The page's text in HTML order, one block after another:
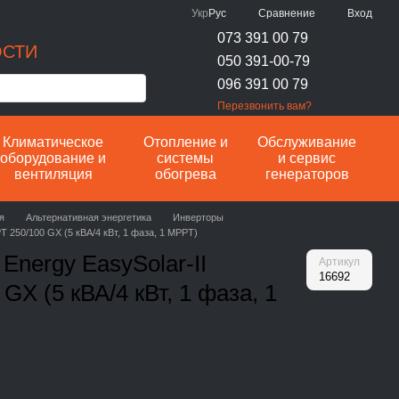
Укр Рус Сравнение Вход
073 391 00 79
050 391-00-79
096 391 00 79
Перезвонить вам?
Климатическое
оборудование и
вентиляция
Отопление и
системы
обогрева
Обслуживание
и сервис
генераторов
Альтернативная энергетика
Инверторы
250/100 GX (5 кВА/4 кВт, 1 фаза, 1 MPPT)
EasySolar-II
(5 кВА/4 кВт, 1 фаза, 1
Артикул
16692